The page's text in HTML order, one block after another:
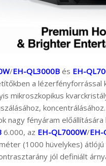
/EH-QL3000B és EH-
a lézerfényforrással
mikroszkopikus
nagy fényáram
6.000, az EH-QL7000W/EH-
(1000 hüvelykes)
jól definiált